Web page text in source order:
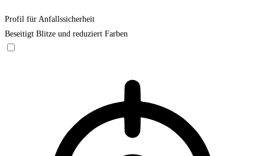
Profil für Anfallssicherheit
Beseitigt Blitze und reduziert Farben